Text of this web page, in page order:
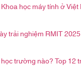
học máy tính ở
trải nghiệm RMIT 2025
trường nào? Top 12